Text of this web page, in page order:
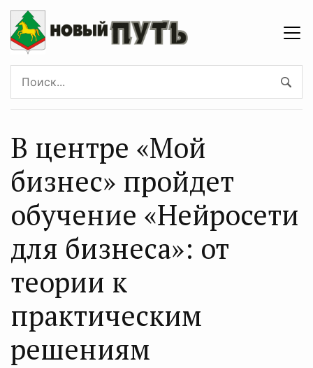
В центре «Мой
бизнес» пройдет
обучение «Нейросети
для бизнеса»: от
теории к
практическим
решениям